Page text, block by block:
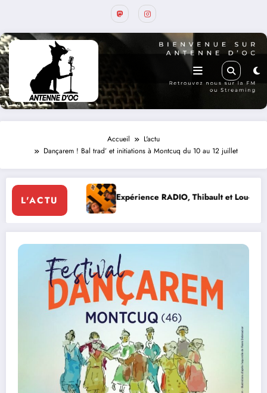
Accueil
L'actu
Dançarem ! Bal trad’ et initiations à Montcuq du 10 au 12 juillet
L'ACTU
Expérience RADIO, Thibault et Lou-Anne d’Olmeto